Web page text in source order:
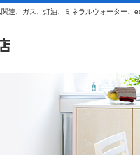
連、ガス、灯油、ミネラルウォーター、